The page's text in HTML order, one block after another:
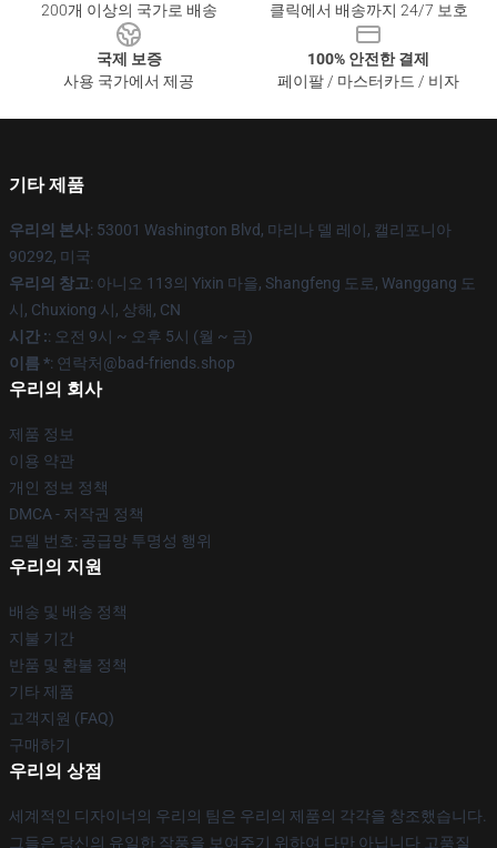
200개 이상의 국가로 배송
클릭에서 배송까지 24/7 보호
국제 보증
사용 국가에서 제공
100% 안전한 결제
페이팔 / 마스터카드 / 비자
기타 제품
우리의 본사: 53001 Washington Blvd, 마리나 델 레이, 캘리포니아
90292, 미국
우리의 창고: 아니오 113의 Yixin 마을, Shangfeng 도로, Wanggang 도
시, Chuxiong 시, 상해, CN
시간 :: 오전 9시 ~ 오후 5시 (월 ~ 금)
이름 *: 연락처@bad-friends.shop
우리의 회사
제품 정보
이용 약관
개인 정보 정책
DMCA - 저작권 정책
모델 번호: 공급망 투명성 행위
우리의 지원
배송 및 배송 정책
지불 기간
반품 및 환불 정책
기타 제품
고객지원 (FAQ)
구매하기
우리의 상점
세계적인 디자이너의 우리의 팀은 우리의 제품의 각각을 창조했습니다.
그들은 당신의 유일한 작풍을 보여주기 위하여 다만 아닙니다 고품질